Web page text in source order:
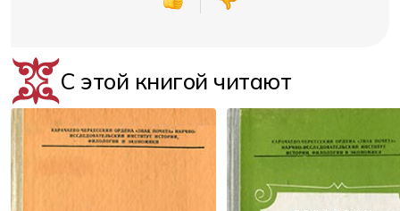
С этой книгой читают